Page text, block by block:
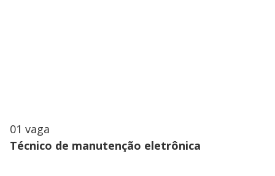
01 vaga
Técnico de manutenção eletrônica